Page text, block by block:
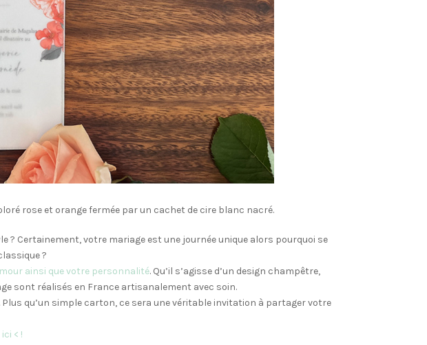
rose et orange fermée par un cachet de cire blanc nacré.
? Certainement, votre mariage est une journée unique alors pourquoi se
?
ainsi que votre personnalité. Qu’il s’agisse d’un design champêtre,
sont réalisés en France artisanalement avec soin.
qu’un simple carton, ce sera une véritable invitation à partager votre
< !